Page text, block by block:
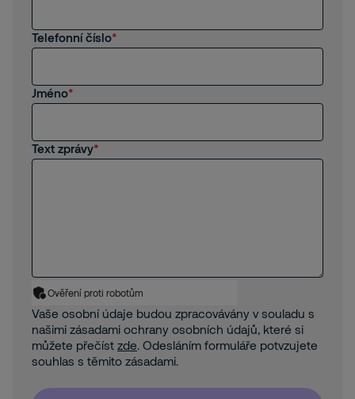
Telefonní číslo
Jméno
Text zprávy
Ověření proti robotům
Vaše osobní údaje budou zpracovávány v souladu s
našimi zásadami ochrany osobních údajů, které si
můžete přečíst zde. Odesláním formuláře potvzujete
souhlas s těmito zásadami.